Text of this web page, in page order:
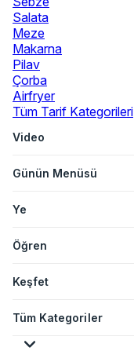
Salata
Meze
Makarna
Pilav
Çorba
Airfryer
Tüm Tarif Kategorileri
Video
Günün Menüsü
Ye
Öğren
Keşfet
Tüm Kategoriler